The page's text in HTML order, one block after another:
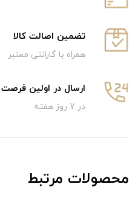
تضمین اصالت کالا
همراه با گارانتی معتبر
ارسال در اولین
در 7 روز هفته
محصولات مرتبط